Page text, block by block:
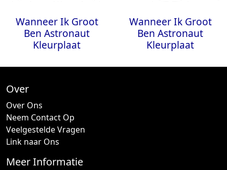
Wanneer Ik Groot
Ben Astronaut
Kleurplaat
Wanneer Ik Groot
Ben Astronaut
Kleurplaat
Over
Over Ons
Neem Contact Op
Veelgestelde Vragen
Link naar Ons
Meer Informatie